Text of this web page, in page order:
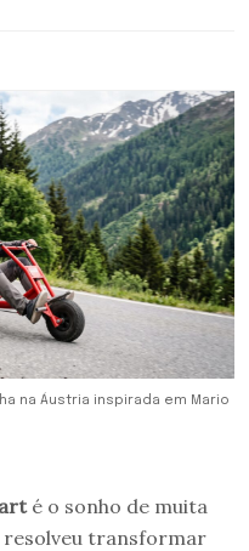
na Áustria inspirada em Mario
é o sonho de muita
resolveu transformar